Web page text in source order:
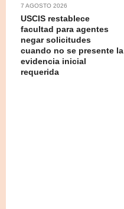
7 AGOSTO 2026
USCIS restablece
facultad para agentes
negar solicitudes
cuando no se presente la
evidencia inicial
requerida